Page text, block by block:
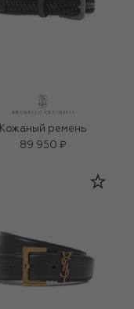
Кожаный ремень
89 950 ₽